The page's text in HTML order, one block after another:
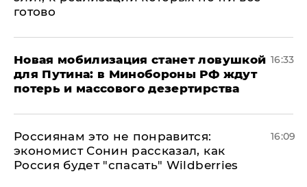
готово
​Новая мобилизация станет ловушкой
для Путина: в Минобороны РФ ждут
потерь и массового дезертирства
16:33
Россиянам это не понравится:
экономист Сонин рассказал, как
Россия будет "спасать" Wildberries
16:09